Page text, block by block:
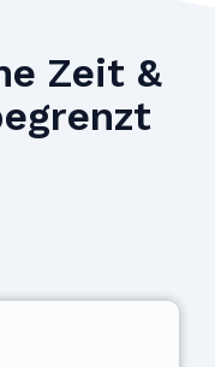
Zeit &